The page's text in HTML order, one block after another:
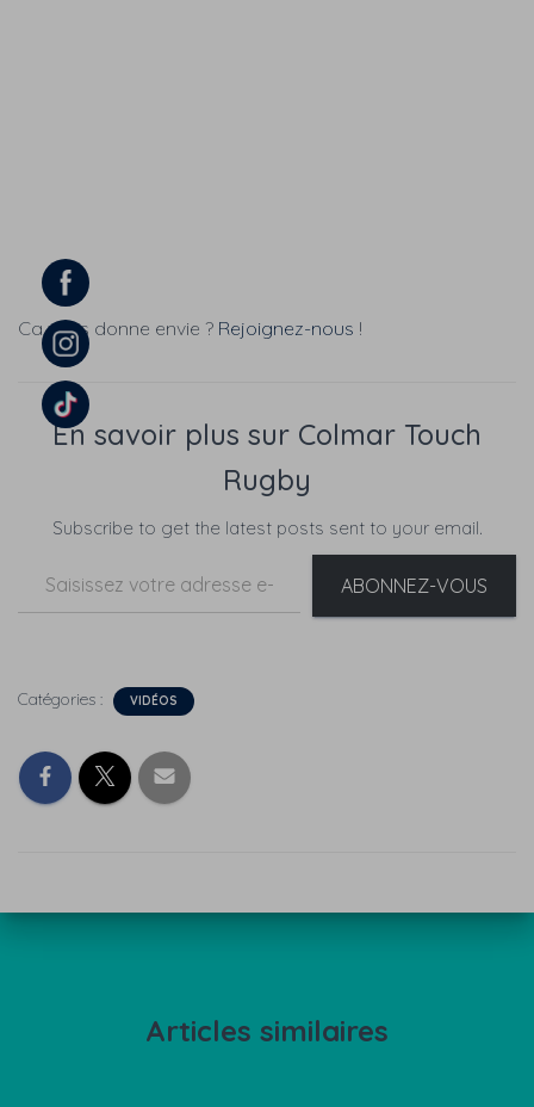
Ca vous donne envie ? Rejoignez-nous !
En savoir plus sur Colmar Touch
Rugby
Subscribe to get the latest posts sent to your email.
ABONNEZ-VOUS
Catégories : VIDÉOS
Articles similaires